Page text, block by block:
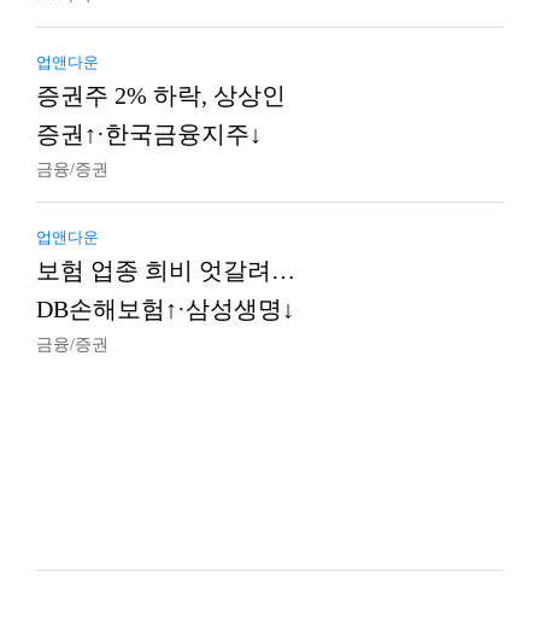
업앤다운
증권주 2% 하락, 상상인
증권↑·한국금융지주↓
금융/증권
업앤다운
보험 업종 희비 엇갈려…
DB손해보험↑·삼성생명↓
금융/증권